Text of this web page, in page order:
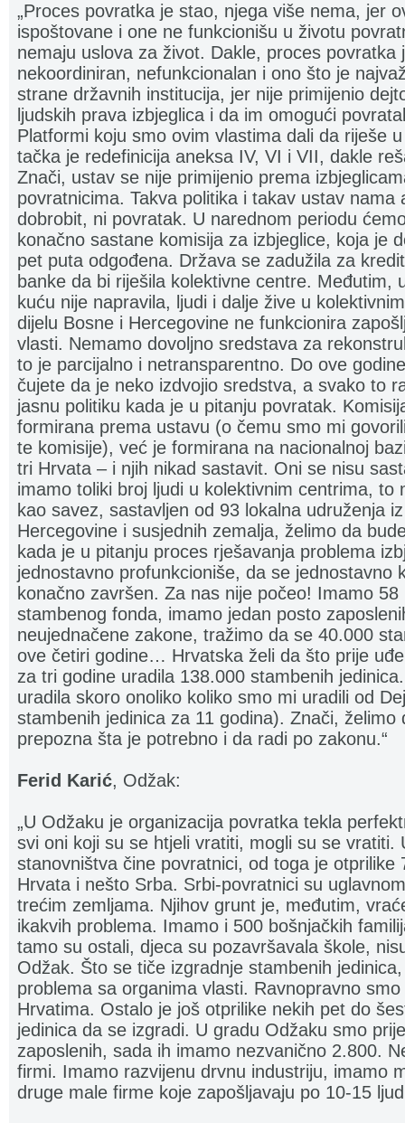
„Proces povratka je stao, njega više nema, jer
ispoštovane i one ne funkcionišu u životu
nemaju uslova za život. Dakle, proces povratka
nekoordiniran, nefunkcionalan i ono što je
strane državnih institucija, jer nije primijenio
ljudskih prava izbjeglica i da im omogući
Platformi koju smo ovim vlastima dali da riješe
tačka je redefinicija aneksa IV, VI i VII, dakle
Znači, ustav se nije primijenio prema
povratnicima. Takva politika i takav ustav nama
dobrobit, ni povratak. U narednom periodu
konačno sastane komisija za izbjeglice, koja je
pet puta odgođena. Država se zadužila za
banke da bi riješila kolektivne centre. Međutim,
kuću nije napravila, ljudi i dalje žive u
dijelu Bosne i Hercegovine ne funkcionira
vlasti. Nemamo dovoljno sredstava za
to je parcijalno i netransparentno. Do ove
čujete da je neko izdvojio sredstva, a svako to
jasnu politiku kada je u pitanju povratak.
formirana prema ustavu (o čemu smo mi
te komisije), već je formirana na nacionalnoj
tri Hrvata – i njih nikad sastavit. Oni se nisu
imamo toliki broj ljudi u kolektivnim centrima, to
kao savez, sastavljen od 93 lokalna udruženja
Hercegovine i susjednih zemalja, želimo da
kada je u pitanju proces rješavanja problema
jednostavno profunkcioniše, da se jednostavno
konačno završen. Za nas nije počeo! Imamo
stambenog fonda, imamo jedan posto
neujednačene zakone, tražimo da se 40.000
ove četiri godine… Hrvatska želi da što prije
za tri godine uradila 138.000 stambenih
uradila skoro onoliko koliko smo mi uradili od
stambenih jedinica za 11 godina). Znači, želimo
prepozna šta je potrebno i da radi po zakonu.“
Ferid Karić, Odžak:
„U Odžaku je organizacija povratka tekla
svi oni koji su se htjeli vratiti, mogli su se vratiti.
stanovništva čine povratnici, od toga je otprilike
Hrvata i nešto Srba. Srbi-povratnici su
trećim zemljama. Njihov grunt je, međutim,
ikakvih problema. Imamo i 500 bošnjačkih
tamo su ostali, djeca su pozavršavala škole,
Odžak. Što se tiče izgradnje stambenih
problema sa organima vlasti. Ravnopravno
Hrvatima. Ostalo je još otprilike nekih pet do
jedinica da se izgradi. U gradu Odžaku smo
zaposlenih, sada ih imamo nezvanično 2.800.
firmi. Imamo razvijenu drvnu industriju, imamo
druge male firme koje zapošljavaju po 10-15